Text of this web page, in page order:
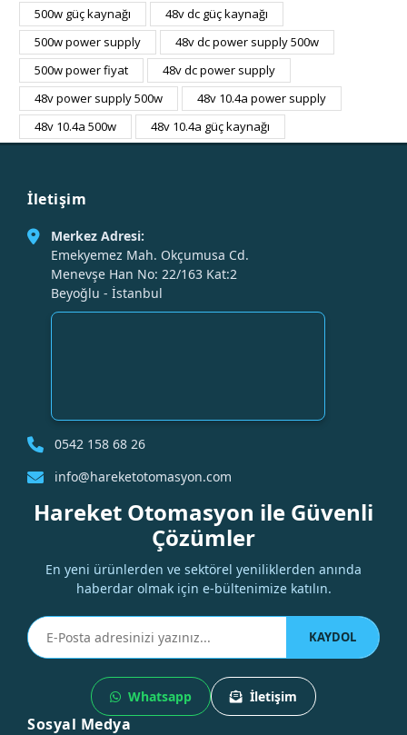
500w güç kaynağı
48v dc güç kaynağı
500w power supply
48v dc power supply 500w
500w power fiyat
48v dc power supply
48v power supply 500w
48v 10.4a power supply
48v 10.4a 500w
48v 10.4a güç kaynağı
İletişim
Merkez Adresi:
Emekyemez Mah. Okçumusa Cd.
Menevşe Han No: 22/163 Kat:2
Beyoğlu - İstanbul
0542 158 68 26
info@hareketotomasyon.com
Hareket Otomasyon ile Güvenli
Çözümler
En yeni ürünlerden ve sektörel yeniliklerden anında
haberdar olmak için e-bültenimize katılın.
KAYDOL
Whatsapp İletişim
Sosyal Medya